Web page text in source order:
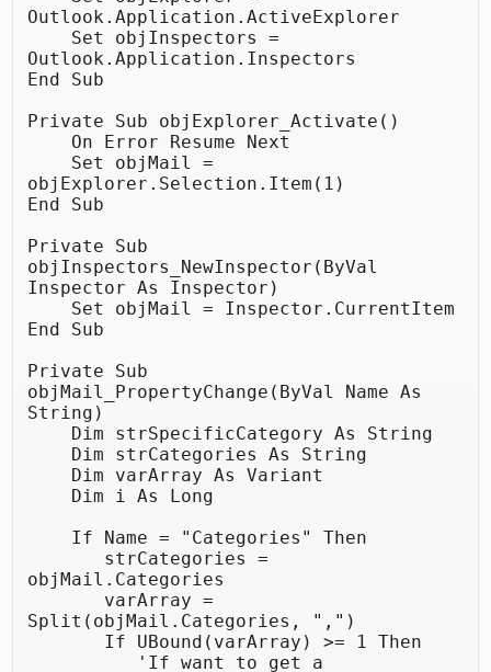
Outlook.Application.ActiveExplorer
Outlook.Application.Inspectors
End Sub
Private Sub objExplorer_Activate()
objExplorer.Selection.Item(1)
End Sub
Private Sub
objInspectors_NewInspector(ByVal
Inspector As Inspector)
End Sub
Private Sub
objMail_PropertyChange(ByVal Name As
String)
objMail.Categories
Split(objMail.Categories, ",")